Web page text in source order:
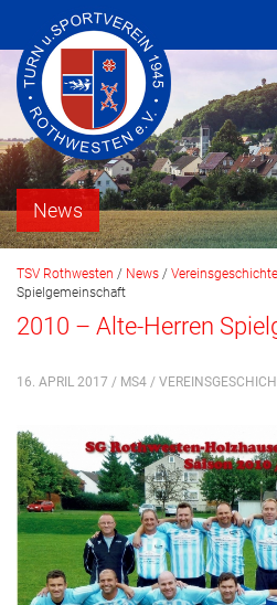
News
TSV Rothwesten / News / Vereinsgeschichte
Spielgemeinschaft
2010 – Alte-Herren
16. APRIL 2017 / MS4 /